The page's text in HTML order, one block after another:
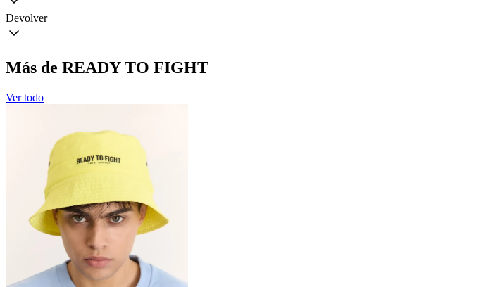
Devolver
Más de READY TO FIGHT
Ver todo